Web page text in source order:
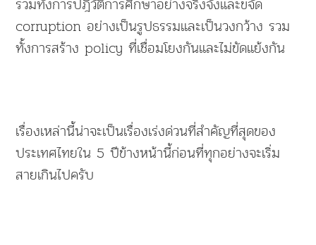
corruption อย่างเป็นรูปธรรมและเป็นวงกว้าง รวม
ทั้งการสร้าง policy ที่เชื่อมโยงกันและไม่ขัดแย้งกัน
เรื่องเหล่านี้น่าจะเป็นเรื่องเร่งด่วนที่สำคัญที่สุดของ
ประเทศไทยใน 5 ปีข้างหน้านี้ก่อนที่ทุกอย่างจะเริ่ม
สายเกินไปครับ